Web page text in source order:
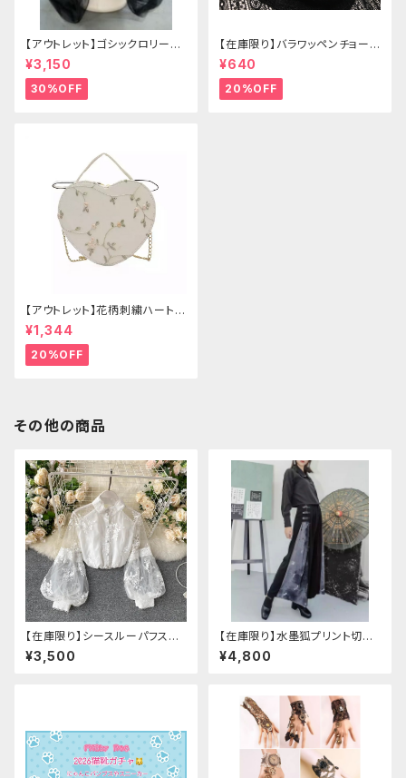
【アウトレット】ゴシックロリータ
ゴールドクラウン＆ホーン(ヴェ
ール付き)
¥3,150
30%OFF
【在庫限り】バラワッペンチョーカ
ー
¥640
20%OFF
【アウトレット】花柄刺繍ハートバ
ッグ
¥1,344
20%OFF
その他の商品
【在庫限り】シースルーパフスリ
ーブ刺繍ブラウス
¥3,500
【在庫限り】水墨狐プリント切替
サイドバックルワイドパンツ（Lサ
イズ
¥4,800